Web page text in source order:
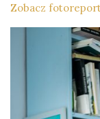
Zobacz